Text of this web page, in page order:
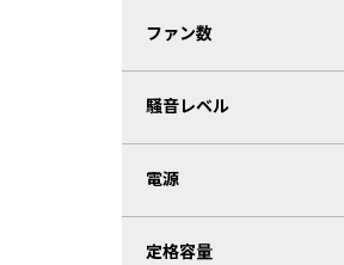
ファン数
騒音レベル
電源
定格容量